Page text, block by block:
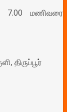
7.00 மணிவரை
திருப்பூர்